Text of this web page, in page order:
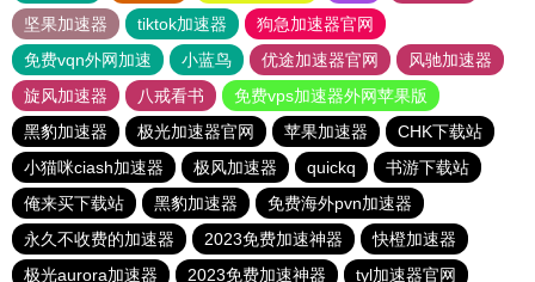
坚果加速器
tiktok加速器
狗急加速器官网
免费vqn外网加速
小蓝鸟 优途加速器官网
风驰加速器
旋风加速器
八戒看书
免费vps加速器外网苹果版
黑豹加速器
极光加速器官网 苹果加速器
CHK下载站
小猫咪ciash加速器
极风加速器 quickq
书游下载站
俺来买下载站
黑豹加速器
免费海外pvn加速器
永久不收费的加速器
2023免费加速神器
快橙加速器
极光aurora加速器
2023免费加速神器 tyl加速器官网